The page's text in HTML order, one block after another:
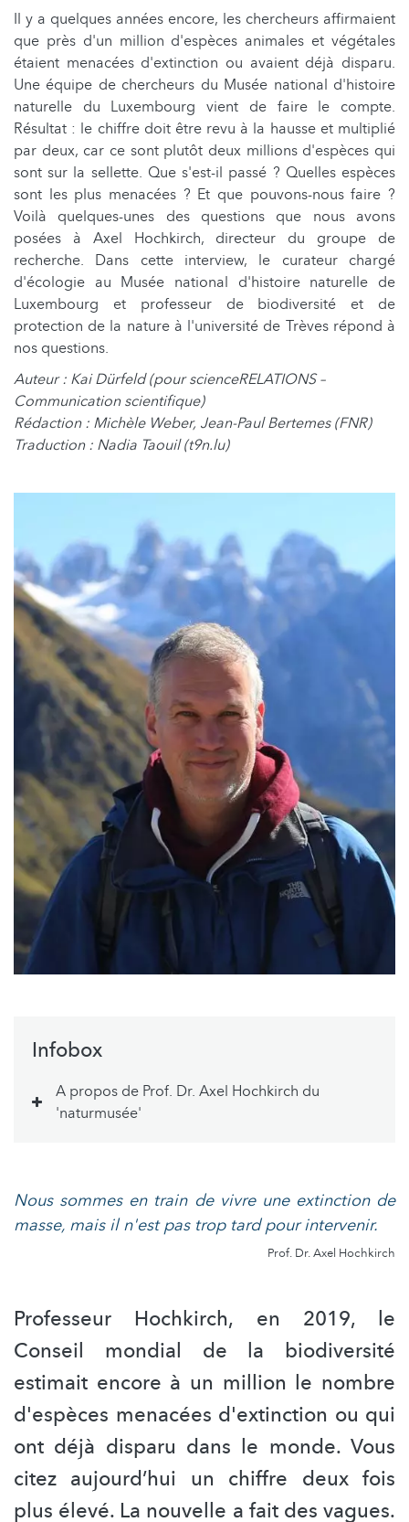
Il y a quelques années encore, les chercheurs affirmaient
que près d'un million d'espèces animales et végétales
étaient menacées d'extinction ou avaient déjà disparu.
Une équipe de chercheurs du Musée national d'histoire
naturelle du Luxembourg vient de faire le compte.
Résultat : le chiffre doit être revu à la hausse et multiplié
par deux, car ce sont plutôt deux millions d'espèces qui
sont sur la sellette. Que s'est-il passé ? Quelles espèces
sont les plus menacées ? Et que pouvons-nous faire ?
Voilà quelques-unes des questions que nous avons
posées à Axel Hochkirch, directeur du groupe de
recherche. Dans cette interview, le curateur chargé
d'écologie au Musée national d'histoire naturelle de
Luxembourg et professeur de biodiversité et de
protection de la nature à l'université de Trèves répond à
nos questions.
Auteur : Kai Dürfeld (pour scienceRELATIONS –
Communication scientifique)
Rédaction : Michèle Weber, Jean-Paul Bertemes (FNR)
Traduction : Nadia Taouil (t9n.lu)
Infobox
A propos de Prof. Dr. Axel Hochkirch du
'naturmusée'
Nous sommes en train de vivre une extinction de
masse, mais il n'est pas trop tard pour intervenir.
Prof. Dr. Axel Hochkirch
Professeur Hochkirch, en 2019, le
Conseil mondial de la biodiversité
estimait encore à un million le nombre
d'espèces menacées d'extinction ou qui
ont déjà disparu dans le monde. Vous
citez aujourd’hui un chiffre deux fois
plus élevé. La nouvelle a fait des vagues.